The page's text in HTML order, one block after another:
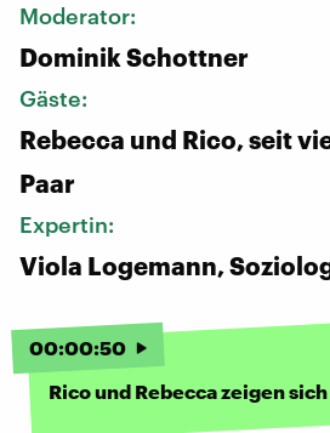
Moderator:
Dominik Schottner
Gäste:
Rebecca und Rico, seit
Paar
Expertin:
Viola Logemann,
00:00:50
Rico und Rebecca zeigen